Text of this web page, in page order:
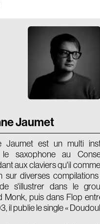
Supervising
Jaumet
Jaumet est un multi
saxophone au
aux claviers qu'il
sur diverses
s'illustrer dans le
Monk, puis dans Flop
il publie le single «